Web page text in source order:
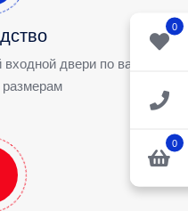
0
0
двери по вашим